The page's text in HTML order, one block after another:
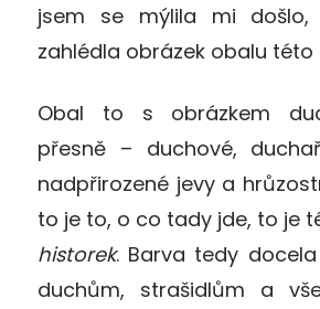
jsem se mýlila mi
zahlédla obrázek obalu této
Obal to s obrázkem
přesně – duchové,
nadpřirozené jevy a
to je to, o co tady jde, to je
historek. Barva tedy
duchům, strašidlům a